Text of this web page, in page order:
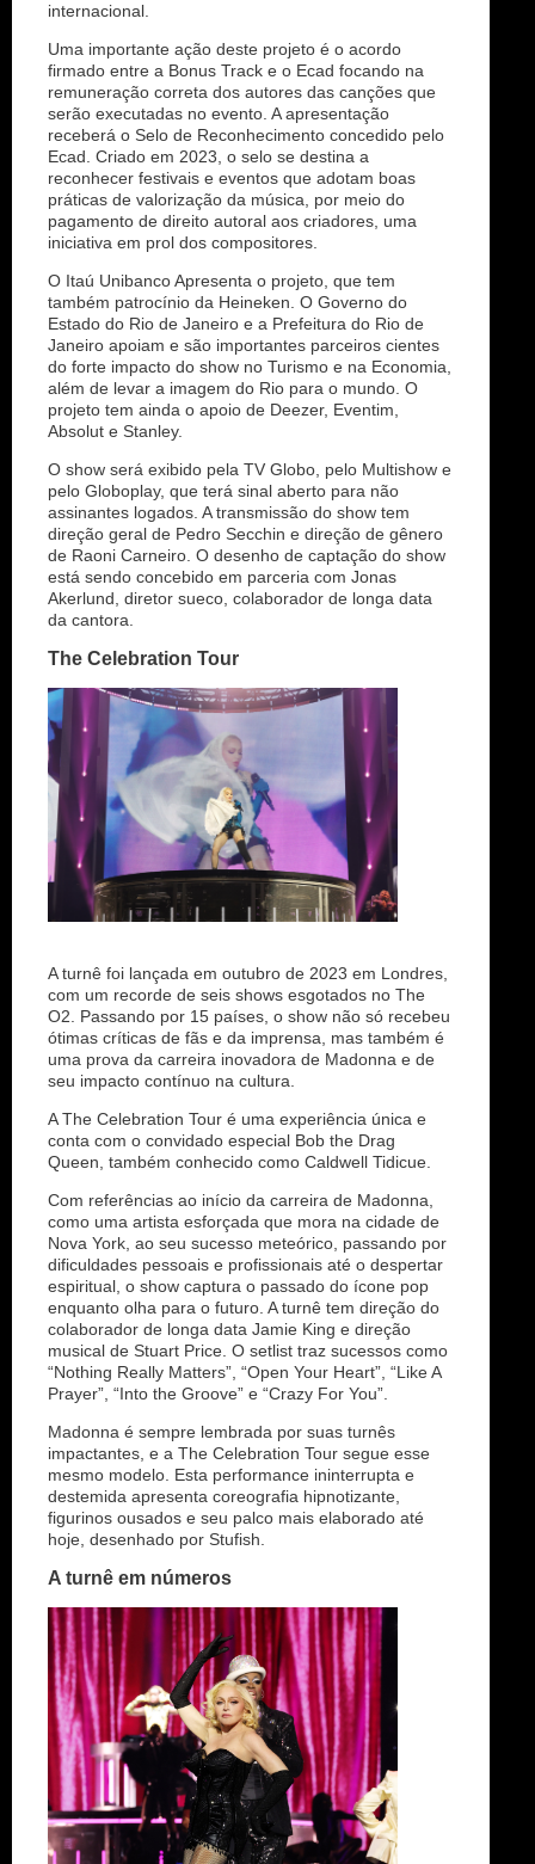
internacional.
Uma importante ação deste projeto é o acordo
firmado entre a Bonus Track e o Ecad focando na
remuneração correta dos autores das canções que
serão executadas no evento. A apresentação
receberá o Selo de Reconhecimento concedido pelo
Ecad. Criado em 2023, o selo se destina a
reconhecer festivais e eventos que adotam boas
práticas de valorização da música, por meio do
pagamento de direito autoral aos criadores, uma
iniciativa em prol dos compositores.
O Itaú Unibanco Apresenta o projeto, que tem
também patrocínio da Heineken. O Governo do
Estado do Rio de Janeiro e a Prefeitura do Rio de
Janeiro apoiam e são importantes parceiros cientes
do forte impacto do show no Turismo e na Economia,
além de levar a imagem do Rio para o mundo. O
projeto tem ainda o apoio de Deezer, Eventim,
Absolut e Stanley.
O show será exibido pela TV Globo, pelo Multishow e
pelo Globoplay, que terá sinal aberto para não
assinantes logados. A transmissão do show tem
direção geral de Pedro Secchin e direção de gênero
de Raoni Carneiro. O desenho de captação do show
está sendo concebido em parceria com Jonas
Akerlund, diretor sueco, colaborador de longa data
da cantora.
The Celebration Tour
A turnê foi lançada em outubro de 2023 em Londres,
com um recorde de seis shows esgotados no The
O2. Passando por 15 países, o show não só recebeu
ótimas críticas de fãs e da imprensa, mas também é
uma prova da carreira inovadora de Madonna e de
seu impacto contínuo na cultura.
A The Celebration Tour é uma experiência única e
conta com o convidado especial Bob the Drag
Queen, também conhecido como Caldwell Tidicue.
Com referências ao início da carreira de Madonna,
como uma artista esforçada que mora na cidade de
Nova York, ao seu sucesso meteórico, passando por
dificuldades pessoais e profissionais até o despertar
espiritual, o show captura o passado do ícone pop
enquanto olha para o futuro. A turnê tem direção do
colaborador de longa data Jamie King e direção
musical de Stuart Price. O setlist traz sucessos como
“Nothing Really Matters”, “Open Your Heart”, “Like A
Prayer”, “Into the Groove” e “Crazy For You”.
Madonna é sempre lembrada por suas turnês
impactantes, e a The Celebration Tour segue esse
mesmo modelo. Esta performance ininterrupta e
destemida apresenta coreografia hipnotizante,
figurinos ousados e seu palco mais elaborado até
hoje, desenhado por Stufish.
A turnê em números